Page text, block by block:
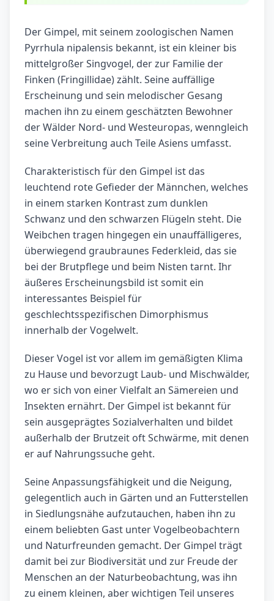
Der Gimpel, mit seinem zoologischen Namen
Pyrrhula nipalensis bekannt, ist ein kleiner bis
mittelgroßer Singvogel, der zur Familie der
Finken (Fringillidae) zählt. Seine auffällige
Erscheinung und sein melodischer Gesang
machen ihn zu einem geschätzten Bewohner
der Wälder Nord- und Westeuropas, wenngleich
seine Verbreitung auch Teile Asiens umfasst.
Charakteristisch für den Gimpel ist das
leuchtend rote Gefieder der Männchen, welches
in einem starken Kontrast zum dunklen
Schwanz und den schwarzen Flügeln steht. Die
Weibchen tragen hingegen ein unauffälligeres,
überwiegend graubraunes Federkleid, das sie
bei der Brutpflege und beim Nisten tarnt. Ihr
äußeres Erscheinungsbild ist somit ein
interessantes Beispiel für
geschlechtsspezifischen Dimorphismus
innerhalb der Vogelwelt.
Dieser Vogel ist vor allem im gemäßigten Klima
zu Hause und bevorzugt Laub- und Mischwälder,
wo er sich von einer Vielfalt an Sämereien und
Insekten ernährt. Der Gimpel ist bekannt für
sein ausgeprägtes Sozialverhalten und bildet
außerhalb der Brutzeit oft Schwärme, mit denen
er auf Nahrungssuche geht.
Seine Anpassungsfähigkeit und die Neigung,
gelegentlich auch in Gärten und an Futterstellen
in Siedlungsnähe aufzutauchen, haben ihn zu
einem beliebten Gast unter Vogelbeobachtern
und Naturfreunden gemacht. Der Gimpel trägt
damit bei zur Biodiversität und zur Freude der
Menschen an der Naturbeobachtung, was ihn
zu einem kleinen, aber wichtigen Teil unseres